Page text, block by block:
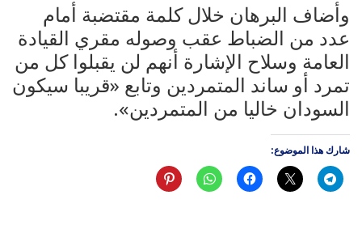
وأضاف البرهان خلال كلمة مقتضبة أمام
عدد من الضباط عقب وصوله مقري القيادة
العامة وسلاح الإشارة أنهم لن يقبلوا كل من
تمرد أو ساند المتمردين وتابع «قريبا سيكون
السودان خاليا من المتمردين».
شارك هذا الموضوع: